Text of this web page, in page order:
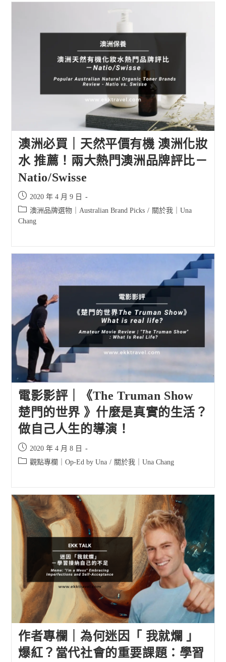
澳洲必買｜天然平價有機 澳洲化妝
水 推薦！兩大熱門澳洲品牌評比－
Natio/Swisse
Post
published:
2020 年 4 月 9 日
Post
category:
澳洲品牌選物｜Australian Brand Picks / 關於我｜Una
Chang
電影影評｜《The Truman Show
楚門的世界 》什麼是真實的生活？
做自己人生的導演！
Post
published:
2020 年 4 月 8 日
Post 觀點專欄｜Op-Ed by Una / 關於我｜Una Chang
作者專欄｜為何迷因「 我就爛 」
爆紅？當代社會的重要課題：學習